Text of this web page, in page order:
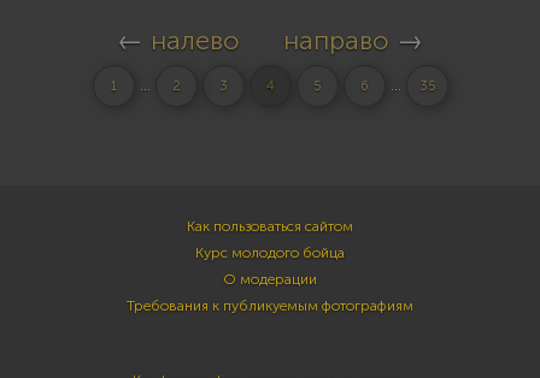
← налево направо →
1 ... 2 3 4 5 6 ... 35
Как пользоваться сайтом
Курс молодого бойца
О модерации
Требования к публикуемым фотографиям